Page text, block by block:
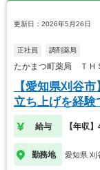
更新日：2026年5月26日
正社員 調剤薬局
たかまつ町薬局 ＴＨ
【愛知県刈谷
立ち上げを経験
給与 【年収
勤務地 愛知県 刈